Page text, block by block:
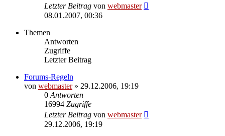
Letzter Beitrag von webmaster
08.01.2007, 00:36
Themen
Antworten
Zugriffe
Letzter Beitrag
Forums-Regeln
von webmaster» 29.12.2006, 19:19
0 Antworten
16994 Zugriffe
Letzter Beitrag von webmaster
29.12.2006, 19:19